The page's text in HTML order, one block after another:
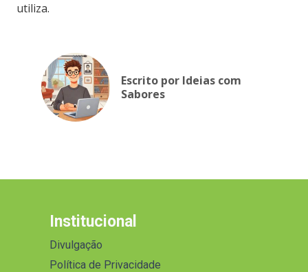
utiliza.
Escrito por Ideias com
Sabores
Institucional
Divulgação
Política de Privacidade